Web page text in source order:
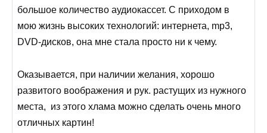
большое количество аудиокассет. С приходом в
мою жизнь высоких технологий: интернета, mp3,
DVD-дисков, она мне стала просто ни к чему.
Оказывается, при наличии желания, хорошо
развитого воображения и рук. растущих из нужного
места, из этого хлама можно сделать очень много
отличных картин!